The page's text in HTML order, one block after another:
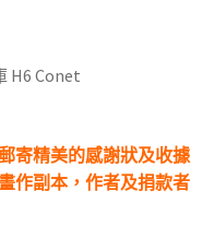
H6 Conet
寄精美的感謝狀及收據
作副本，作者及捐款者